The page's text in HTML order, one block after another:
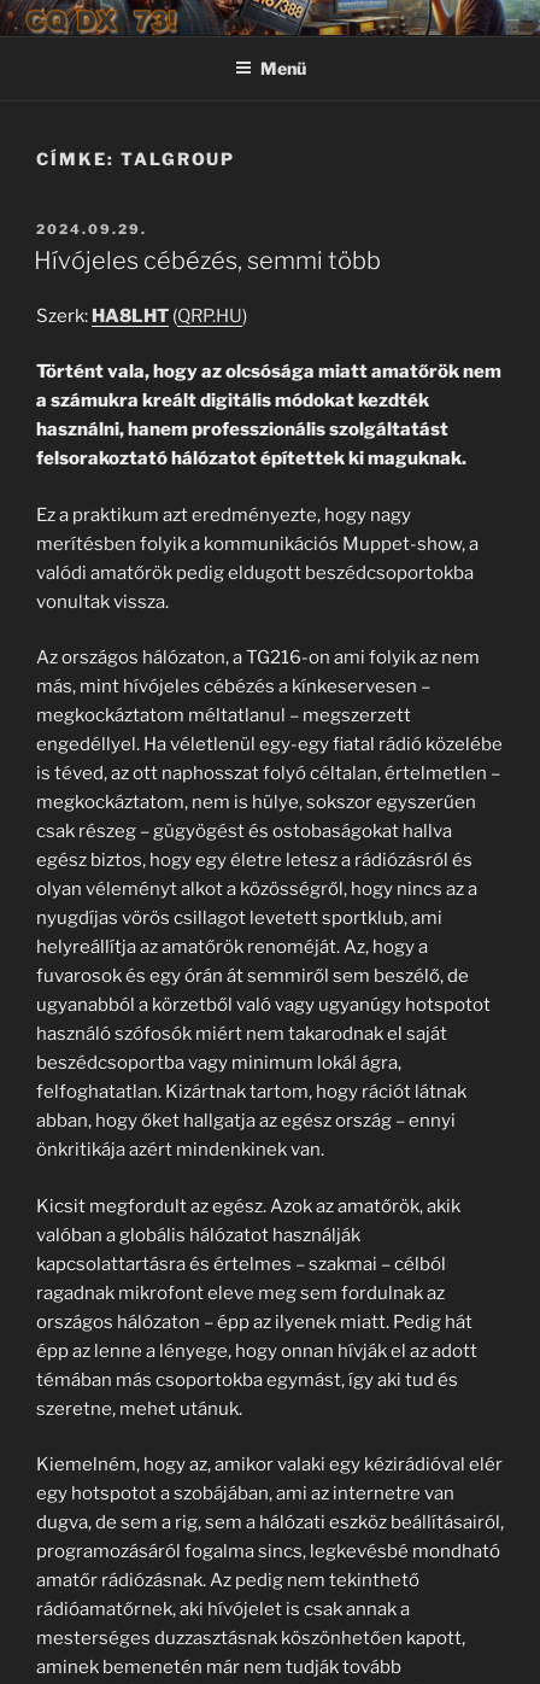
Tartalomhoz
CQ DX 73!
CQ DX 73! – JN97
Menü
CÍMKE: TALGROUP
BEKÜLDVE:
2024.09.29.
Hívójeles cébézés, semmi több
Szerk: HA8LHT (QRP.HU)
Történt vala, hogy az olcsósága miatt amatőrök nem
a számukra kreált digitális módokat kezdték
használni, hanem professzionális szolgáltatást
felsorakoztató hálózatot építettek ki maguknak.
Ez a praktikum azt eredményezte, hogy nagy
merítésben folyik a kommunikációs Muppet-show, a
valódi amatőrök pedig eldugott beszédcsoportokba
vonultak vissza.
Az országos hálózaton, a TG216-on ami folyik az nem
más, mint hívójeles cébézés a kínkeservesen –
megkockáztatom méltatlanul – megszerzett
engedéllyel. Ha véletlenül egy-egy fiatal rádió közelébe
is téved, az ott naphosszat folyó céltalan, értelmetlen –
megkockáztatom, nem is hülye, sokszor egyszerűen
csak részeg – gügyögést és ostobaságokat hallva
egész biztos, hogy egy életre letesz a rádiózásról és
olyan véleményt alkot a közösségről, hogy nincs az a
nyugdíjas vörös csillagot levetett sportklub, ami
helyreállítja az amatőrök renoméját. Az, hogy a
fuvarosok és egy órán át semmiről sem beszélő, de
ugyanabból a körzetből való vagy ugyanúgy hotspotot
használó szófosók miért nem takarodnak el saját
beszédcsoportba vagy minimum lokál ágra,
felfoghatatlan. Kizártnak tartom, hogy rációt látnak
abban, hogy őket hallgatja az egész ország – ennyi
önkritikája azért mindenkinek van.
Kicsit megfordult az egész. Azok az amatőrök, akik
valóban a globális hálózatot használják
kapcsolattartásra és értelmes – szakmai – célból
ragadnak mikrofont eleve meg sem fordulnak az
országos hálózaton – épp az ilyenek miatt. Pedig hát
épp az lenne a lényege, hogy onnan hívják el az adott
témában más csoportokba egymást, így aki tud és
szeretne, mehet utánuk.
Kiemelném, hogy az, amikor valaki egy kézirádióval elér
egy hotspotot a szobájában, ami az internetre van
dugva, de sem a rig, sem a hálózati eszköz beállításairól,
programozásáról fogalma sincs, legkevésbé mondható
amatőr rádiózásnak. Az pedig nem tekinthető
rádióamatőrnek, aki hívójelet is csak annak a
mesterséges duzzasztásnak köszönhetően kapott,
aminek bemenetén már nem tudják tovább